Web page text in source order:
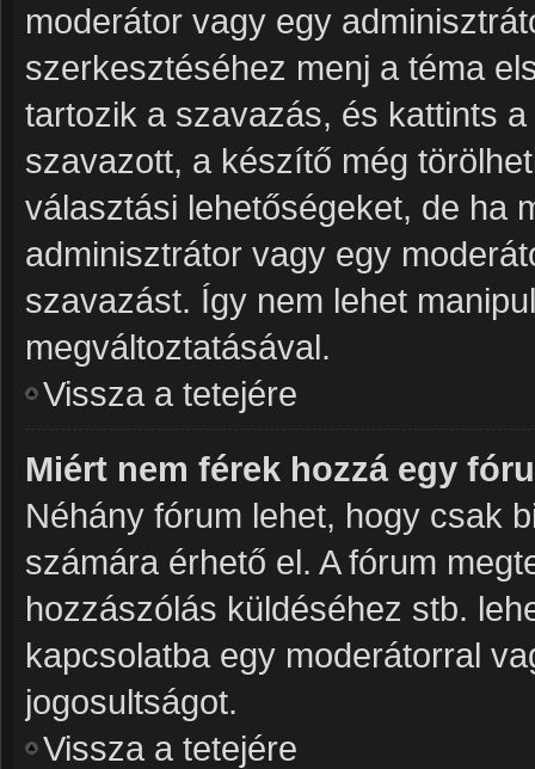
moderátor vagy egy
szerkesztéséhez menj a téma
tartozik a szavazás, és kattints a
szavazott, a készítő még
választási lehetőségeket, de ha
adminisztrátor vagy egy
szavazást. Így nem lehet
megváltoztatásával.
Vissza a tetejére
Miért nem férek hozzá egy
Néhány fórum lehet, hogy csak
számára érhető el. A fórum
hozzászólás küldéséhez stb.
kapcsolatba egy moderátorral
jogosultságot.
Vissza a tetejére